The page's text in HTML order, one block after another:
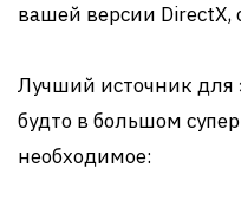
вашей версии DirectX,
Лучший источник для
будто в большом
необходимое: